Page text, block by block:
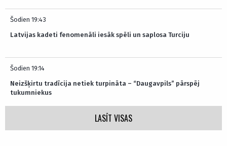
Šodien 19:43
Latvijas kadeti fenomenāli iesāk spēli un saplosa Turciju
Šodien 19:14
Neizšķirtu tradīcija netiek turpināta – “Daugavpils” pārspēj
tukumniekus
LASĪT VISAS